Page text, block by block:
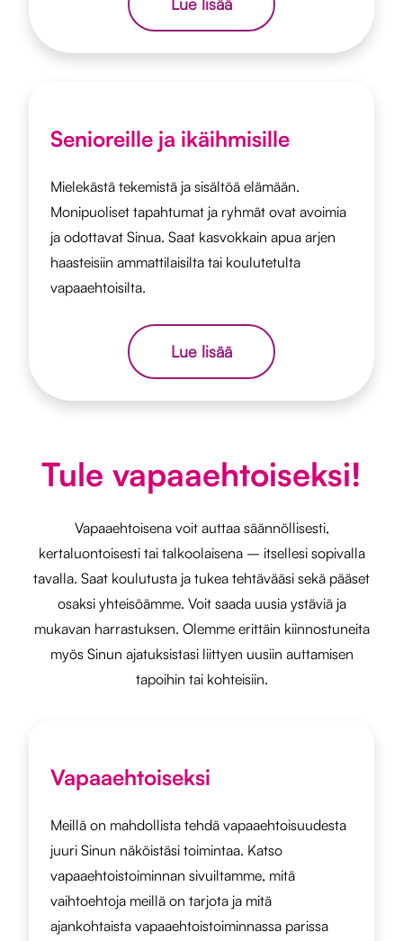
Senioreille ja ikäihmisille
Mielekästä tekemistä ja sisältöä elämään.
Monipuoliset tapahtumat ja ryhmät ovat avoimia
ja odottavat Sinua. Saat kasvokkain apua arjen
haasteisiin ammattilaisilta tai koulutetulta
vapaaehtoisilta.
Lue lisää
Tule vapaaehtoiseksi!
Vapaaehtoisena voit auttaa säännöllisesti,
kertaluontoisesti tai talkoolaisena – itsellesi sopivalla
tavalla. Saat koulutusta ja tukea tehtävääsi sekä pääset
osaksi yhteisöämme. Voit saada uusia ystäviä ja
mukavan harrastuksen. Olemme erittäin kiinnostuneita
myös Sinun ajatuksistasi liittyen uusiin auttamisen
tapoihin tai kohteisiin.
Vapaaehtoiseksi
Meillä on mahdollista tehdä vapaaehtoisuudesta
juuri Sinun näköistäsi toimintaa. Katso
vapaaehtoistoiminnan sivuiltamme, mitä
vaihtoehtoja meillä on tarjota ja mitä
ajankohtaista vapaaehtoistoiminnassa parissa